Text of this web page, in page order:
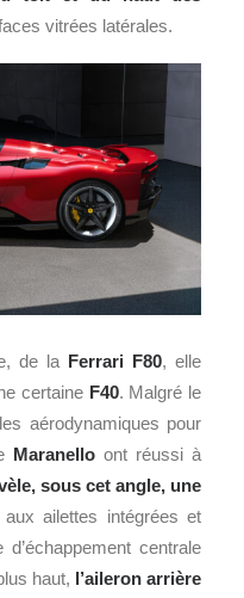
vitrées latérales.
de la Ferrari F80, elle
certaine F40. Malgré le
aérodynamiques pour
Maranelloont réussi à
sous cet angle, une
ailettes intégrées et
centrale
haut, l’aileron arrière